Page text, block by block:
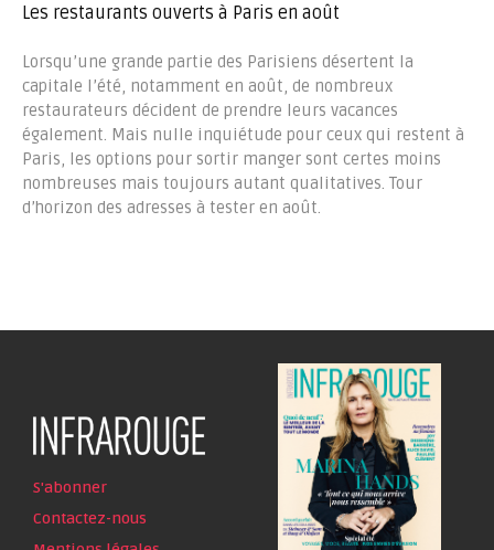
Les restaurants ouverts à Paris en août
Lorsqu’une grande partie des Parisiens désertent la
capitale l’été, notamment en août, de nombreux
restaurateurs décident de prendre leurs vacances
également. Mais nulle inquiétude pour ceux qui restent à
Paris, les options pour sortir manger sont certes moins
nombreuses mais toujours autant qualitatives. Tour
d’horizon des adresses à tester en août.
S'abonner
Contactez-nous